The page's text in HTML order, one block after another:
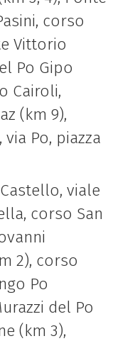
corso
Vittorio
Po Gipo
Cairoli,
(km 9),
Po, piazza
viale
corso San
2), corso
Po
del Po
(km 3),